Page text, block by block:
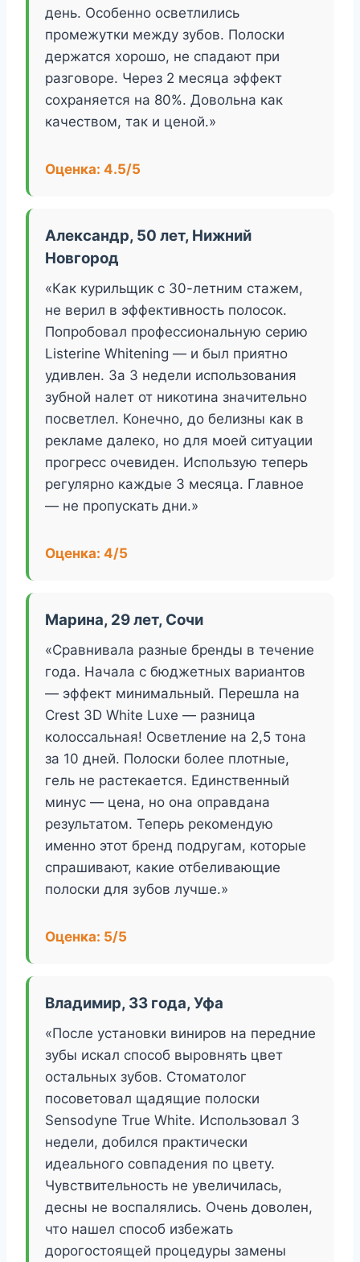
день. Особенно осветлились
промежутки между зубов. Полоски
держатся хорошо, не спадают при
разговоре. Через 2 месяца эффект
сохраняется на 80%. Довольна как
качеством, так и ценой.»
Оценка: 4.5/5
Александр, 50 лет, Нижний
Новгород
«Как курильщик с 30-летним стажем,
не верил в эффективность полосок.
Попробовал профессиональную серию
Listerine Whitening — и был приятно
удивлен. За 3 недели использования
зубной налет от никотина значительно
посветлел. Конечно, до белизны как в
рекламе далеко, но для моей ситуации
прогресс очевиден. Использую теперь
регулярно каждые 3 месяца. Главное
— не пропускать дни.»
Оценка: 4/5
Марина, 29 лет, Сочи
«Сравнивала разные бренды в течение
года. Начала с бюджетных вариантов
— эффект минимальный. Перешла на
Crest 3D White Luxe — разница
колоссальная! Осветление на 2,5 тона
за 10 дней. Полоски более плотные,
гель не растекается. Единственный
минус — цена, но она оправдана
результатом. Теперь рекомендую
именно этот бренд подругам, которые
спрашивают, какие отбеливающие
полоски для зубов лучше.»
Оценка: 5/5
Владимир, 33 года, Уфа
«После установки виниров на передние
зубы искал способ выровнять цвет
остальных зубов. Стоматолог
посоветовал щадящие полоски
Sensodyne True White. Использовал 3
недели, добился практически
идеального совпадения по цвету.
Чувствительность не увеличилась,
десны не воспалялись. Очень доволен,
что нашел способ избежать
дорогостоящей процедуры замены